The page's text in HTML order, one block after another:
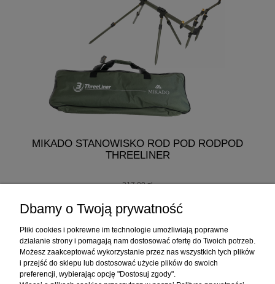
MIKADO STANOWISKO ROD POD RODPOD
THREELINER
217,00 zł
do koszyka
Informacje
Dbamy o Twoją prywatność
Pliki cookies i pokrewne im technologie umożliwiają poprawne
działanie strony i pomagają nam dostosować ofertę do Twoich potrzeb.
Możesz zaakceptować wykorzystanie przez nas wszystkich tych plików
i przejść do sklepu lub dostosować użycie plików do swoich
preferencji, wybierając opcję "Dostosuj zgody".